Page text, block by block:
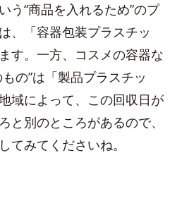
う“商品を入れるため”のプ
、「容器包装プラスチッ
す。一方、コスメの容器な
もの”は「製品プラスチッ
域によって、この回収日が
と別のところがあるので、
てみてくださいね。